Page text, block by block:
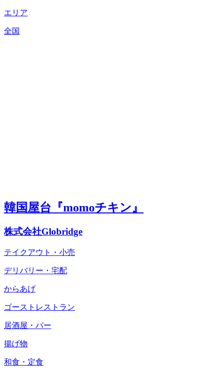
エリア
全国
韓国屋台『momoチキン』
株式会社Globridge
テイクアウト・小売
デリバリー・宅配
からあげ
ゴーストレストラン
居酒屋・バー
揚げ物
和食・定食